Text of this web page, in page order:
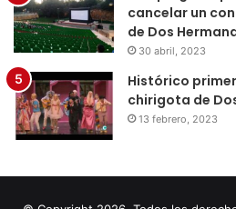
cancelar un
de Dos
30 abril, 2023
Histórico
chirigota de
13 febrero, 2023